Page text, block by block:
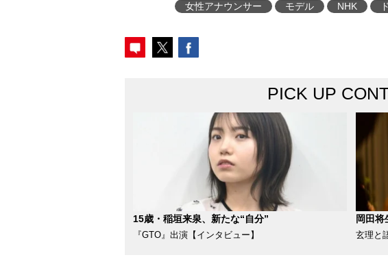
女性アナウンサー
モデル NHK
PICK UP
15歳・稲垣来泉、新たな“自分”
『GTO』出演【インタビュー】
岡田将
玄理と